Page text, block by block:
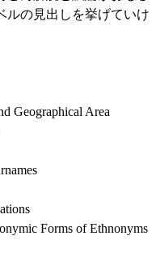
ルの見出しを挙げていけ
Geographical Area
Forms of Ethnonyms